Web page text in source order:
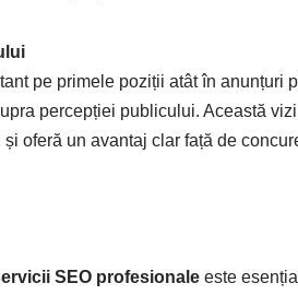
pe primele poziții atât în anunțuri
percepției publicului. Această
oferă un avantaj clar față de
SEO profesionale este